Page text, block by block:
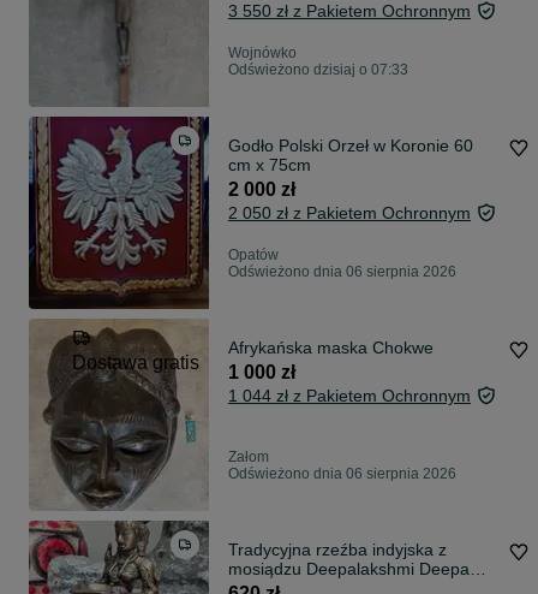
3 550 zł z Pakietem Ochronnym
Wojnówko
Odświeżono dzisiaj o 07:33
Godło Polski Orzeł w Koronie 60
cm x 75cm
2 000 zł
2 050 zł z Pakietem Ochronnym
Opatów
Odświeżono dnia 06 sierpnia 2026
Dostawa gratis
Afrykańska maska Chokwe
1 000 zł
1 044 zł z Pakietem Ochronnym
Załom
Odświeżono dnia 06 sierpnia 2026
Tradycyjna rzeźba indyjska z
mosiądzu Deepalakshmi Deepa
Lakshmi